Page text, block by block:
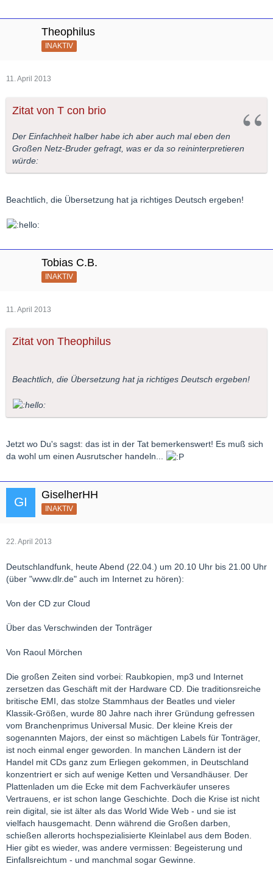
Theophilus
INAKTIV
11. April 2013
Zitat von T con brio
Der Einfachheit halber habe ich aber auch mal eben den
Großen Netz-Bruder gefragt, was er da so reininterpretieren
würde:
Beachtlich, die Übersetzung hat ja richtiges Deutsch ergeben!
Tobias C.B.
INAKTIV
11. April 2013
Zitat von Theophilus
Beachtlich, die Übersetzung hat ja richtiges Deutsch ergeben!
Jetzt wo Du's sagst: das ist in der Tat bemerkenswert! Es muß sich
da wohl um einen Ausrutscher handeln...
GiselherHH
INAKTIV
22. April 2013
Deutschlandfunk, heute Abend (22.04.) um 20.10 Uhr bis 21.00 Uhr
(über "www.dlr.de" auch im Internet zu hören):
Von der CD zur Cloud
Über das Verschwinden der Tonträger
Von Raoul Mörchen
Die großen Zeiten sind vorbei: Raubkopien, mp3 und Internet
zersetzen das Geschäft mit der Hardware CD. Die traditionsreiche
britische EMI, das stolze Stammhaus der Beatles und vieler
Klassik-Größen, wurde 80 Jahre nach ihrer Gründung gefressen
vom Branchenprimus Universal Music. Der kleine Kreis der
sogenannten Majors, der einst so mächtigen Labels für Tonträger,
ist noch einmal enger geworden. In manchen Ländern ist der
Handel mit CDs ganz zum Erliegen gekommen, in Deutschland
konzentriert er sich auf wenige Ketten und Versandhäuser. Der
Plattenladen um die Ecke mit dem Fachverkäufer unseres
Vertrauens, er ist schon lange Geschichte. Doch die Krise ist nicht
rein digital, sie ist älter als das World Wide Web - und sie ist
vielfach hausgemacht. Denn während die Großen darben,
schießen allerorts hochspezialisierte Kleinlabel aus dem Boden.
Hier gibt es wieder, was andere vermissen: Begeisterung und
Einfallsreichtum - und manchmal sogar Gewinne.